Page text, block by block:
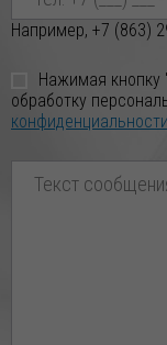
Уважаемые
ХЛОРИСТЫЙ по
Новое
цене!
Уважаемые
ПЧЕЛИННЫЙ по
Например, +7 (863)
Нажимая кнопку
обработку
конфиденциальности